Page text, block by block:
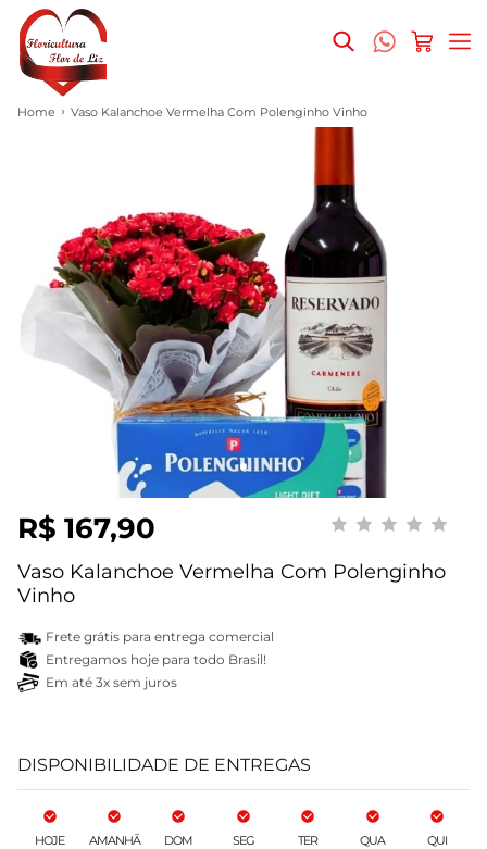
Home Vaso Kalanchoe Vermelha Com Polenginho Vinho
R$ 167,90
Vaso Kalanchoe Vermelha Com Polenginho
Vinho
Frete grátis para entrega comercial
Entregamos hoje para todo Brasil!
Em até 3x sem juros
DISPONIBILIDADE DE ENTREGAS
HOJE AMANHÃ DOM SEG TER QUA QUI